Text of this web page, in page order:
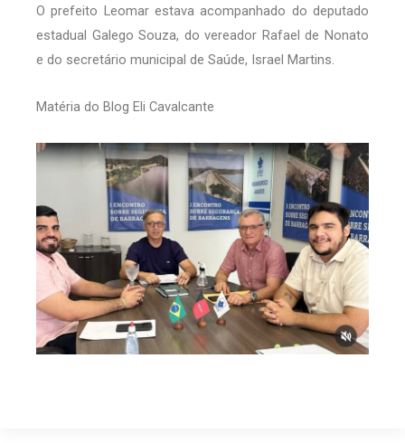
O prefeito Leomar estava acompanhado do deputado
estadual Galego Souza, do vereador Rafael de Nonato
e do secretário municipal de Saúde, Israel Martins.
Matéria do Blog Eli Cavalcante